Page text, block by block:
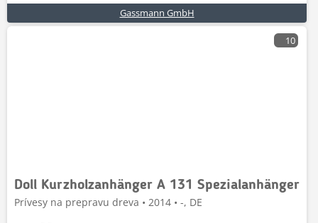
Gassmann GmbH
10
Doll Kurzholzanhänger A 131 Spezialanhänger
Prívesy na prepravu dreva • 2014 • -, DE